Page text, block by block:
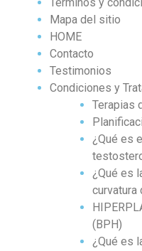
Mapa del sitio
HOME
Contacto
Testimonios
Condiciones y
Terapias
¿Qué es
¿Qué es
curvatura
(BPH)
¿Qué es